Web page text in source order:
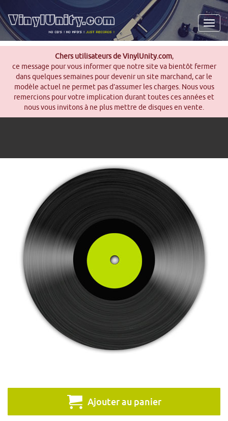
Chers utilisateurs de VinylUnity.com,
ce message pour vous informer que notre site va bientôt fermer
dans quelques semaines pour devenir un site marchand, car le
modèle actuel ne permet pas d’assumer les charges. Nous vous
remercions pour votre implication durant toutes ces années et
nous vous invitons à ne plus mettre de disques en vente.
Ajouter au panier